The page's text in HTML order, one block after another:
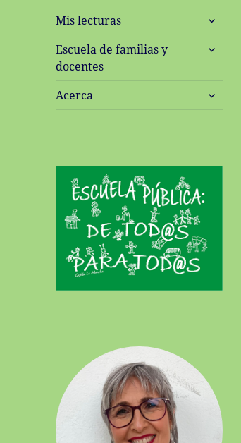
menú
Mis lecturas
expande
menú
Escuela de familias y
docentes
expande
inferior
Acerca
expande